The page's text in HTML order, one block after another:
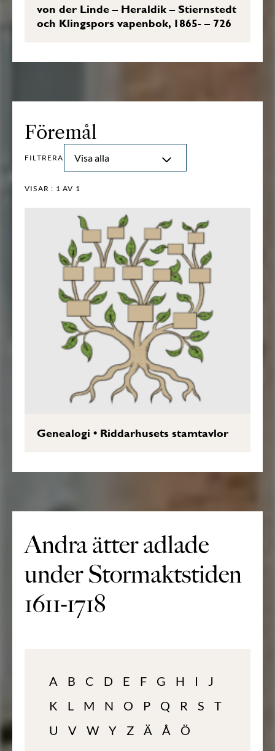
von der Linde – Heraldik – Stiernstedt
och Klingspors vapenbok, 1865- – 726
Föremål
FILTRERA Visa alla
VISAR : 1 AV 1
Genealogi • Riddarhusets stamtavlor
Andra ätter adlade
under Stormaktstiden
1611-1718
A B C D E F G H I
J
K
L M N O P Q R S
T
U
V W Y Z Ä Å Ö